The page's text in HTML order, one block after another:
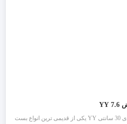
خرید بست کمربندی : بست کمربندی 30 سانتی YY یکی از قدیمی ترین انواع بست